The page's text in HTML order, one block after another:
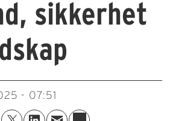
sikkerhet
- 07:51